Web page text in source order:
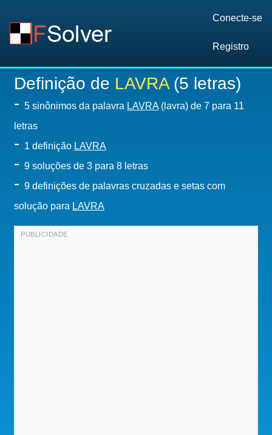
Conecte-se
Registro
Definição de LAVRA(5 letras)
- 5 sinônimos da palavra LAVRA(lavra) de 7 para 11
letras
- 1 definição LAVRA
- 9 soluções de 3 para 8 letras
- 9 definições de palavras cruzadas e setas com
solução para LAVRA